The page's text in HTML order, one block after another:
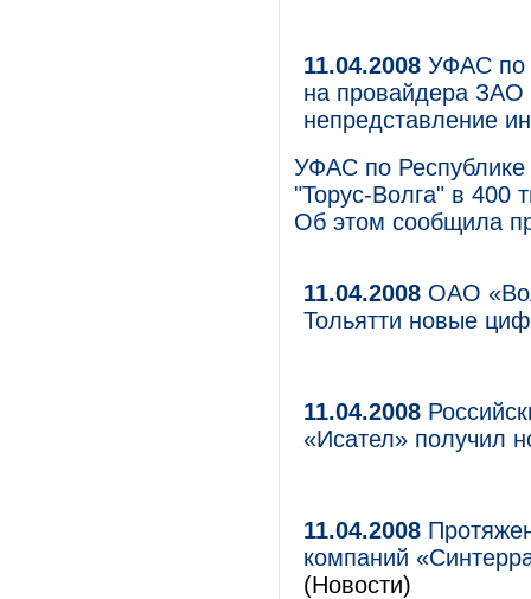
11.04.2008 УФАС по
на провайдера ЗАО
непредставление
УФАС по
"Торус-Волга" в 400
Об этом сообщила
11.04.2008 ОАО
Тольятти новые
11.04.2008
«Исател» получил
11.04.2008
компаний
(Новости)